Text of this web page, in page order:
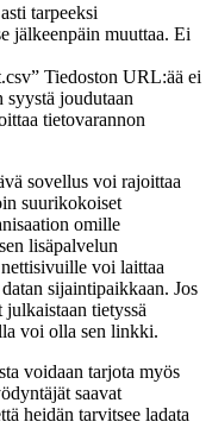
tarpeeksi
jälkeenpäin muuttaa. Ei
Tiedoston URL:ää ei
syystä joudutaan
tietovarannon
sovellus voi rajoittaa
suurikokoiset
omille
lisäpalvelun
voi laittaa
sijaintipaikkaan. Jos
tietyssä
voi olla sen linkki.
voidaan tarjota myös
saavat
heidän tarvitsee ladata